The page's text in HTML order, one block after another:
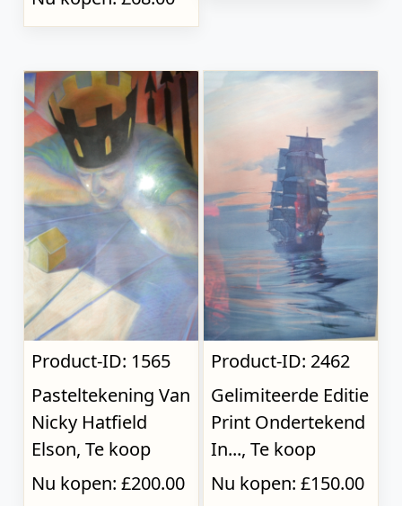
Product-ID: 1565
Pasteltekening Van
Nicky Hatfield
Elson, Te koop
Nu kopen: £200.00
Product-ID: 2462
Gelimiteerde Editie
Print Ondertekend
In..., Te koop
Nu kopen: £150.00